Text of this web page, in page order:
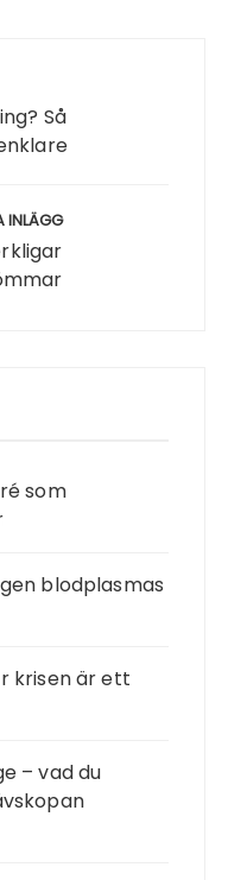
Så
INLÄGG
som
blodplasmas
krisen är ett
– vad du